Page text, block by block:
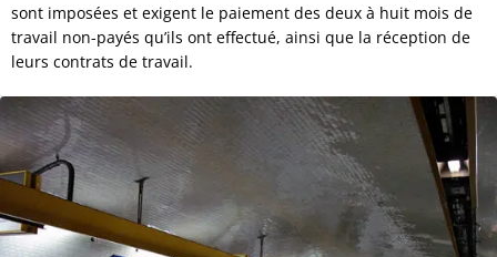
sont imposées et exigent le paiement des deux à huit mois de
travail non-payés qu’ils ont effectué, ainsi que la réception de
leurs contrats de travail.